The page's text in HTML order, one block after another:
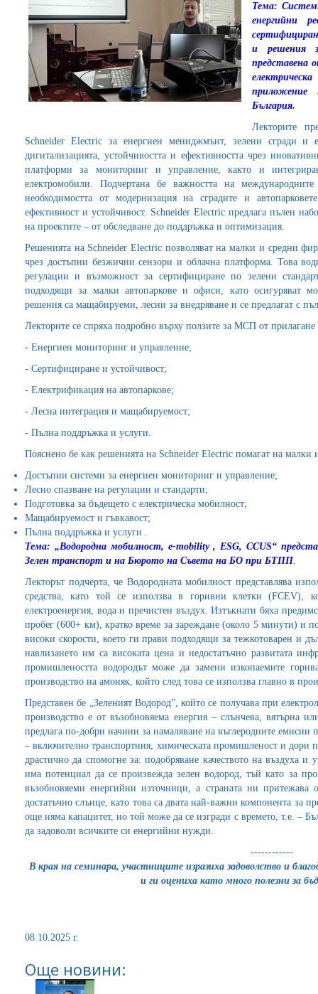
Тема:
енергийни
и решения
представена
България.
Лекторите
Schneider Electric за енергиен мениджмънт, зелени сгради и
дигитализацията, устойчивостта и ефективността чрез
платформи за мониторинг и управление, както и
електромобили. Подчертана бе важността на
необходимостта от модернизация на сградите и
ефективност и устойчивост. Schneider Electric предлага пълен
на проектите – от обследване до поддръжка и оптимизация.
Решенията на Schneider Electric позволяват на малки и средни
чрез достъпни безжични сензори и облачна платформа. Това
регулации и възможност за сертифициране по зелени
подходящи за малки автопаркове и офиси, като осигуряват
решения са мащабируеми, лесни за внедряване и се предлагат с
Лекторите се спряха подробно върху ползите за МСП от
- Енергиен мониторинг и управление;
- Сертифициране и устойчивост;
- Електрификация на автопаркове;
- Лесна интеграция и мащабируемост;
- Пълна поддръжка и услуги.
Пояснено бе как решенията на Schneider Electric помагат на малки
Достъпни системи за енергиен мониторинг и управление;
Лесно спазване на регулации и стандарти;
Подготовка за бъдещето с електрическа мобилност;
Мащабируемост и гъвкавост;
Пълна поддръжка и услуги .
Тема: „Водородна мобилност, e-mobility , ESG, CCUS“
Зелен транспорт и на Бюрото на Съвета на БО при БТПП.
Лекторът подчерта, че Водородната мобилност представлява
средства, като той се използва в горивни клетки (FCEV),
електроенергия, вода и пречистен въздух. Изтъкнати бяха
пробег (600+ км), кратко време за зареждане (около 5 минути) и
високи скорости, което ги прави подходящи за тежкотоварен и
навлизането им са високата цена и недостатъчно развитата
промишлеността водородът може да замени изкопаемите
производство на амоняк, който след това се използва главно в
Представен бе „Зеленият Водород”, който се получава при
производство е от възобновяема енергия – слънчева, вятърна
предлага по-добри начини за намаляване на въглеродните емисии
– включително транспортния, химическата промишленост и дори
драстично да спомогне за: подобряване качеството на въздуха и
има потенциал да се произвежда зелен водород, тъй като за
възобновяеми енергийни източници, а страната ни
достатъчно слънце, като това са двата най-важни компонента за
още няма капацитет, но той може да се изгради с времето, т.е. –
да задоволи всичките си енергийни нужди.
------------
В края на семинара, участниците изразиха задоволство и
и ги оцениха като много полезни за
08.10.2025 г.
Още новини: